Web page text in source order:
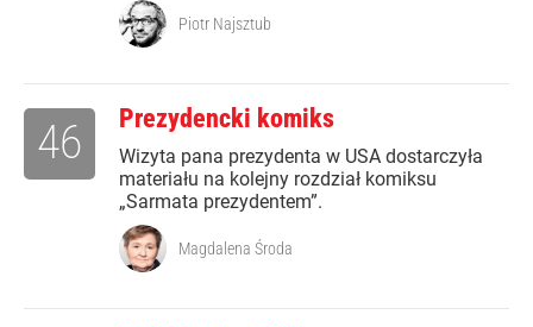
Piotr Najsztub
Prezydencki komiks
Wizyta pana prezydenta w USA dostarczyła
materiału na kolejny rozdział komiksu
„Sarmata prezydentem”.
46
Magdalena Środa